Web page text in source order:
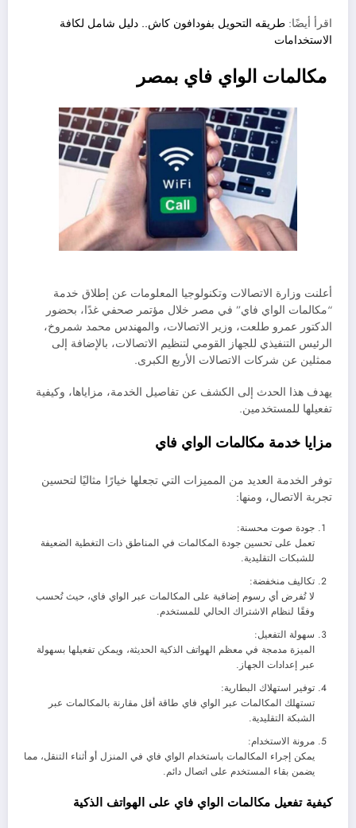
اقرأ أيضًا: طريقه التحويل بفودافون كاش.. دليل شامل لكافة
الاستخدامات
مكالمات الواي فاي بمصر
أعلنت وزارة الاتصالات وتكنولوجيا المعلومات عن إطلاق خدمة
“مكالمات الواي فاي” في مصر خلال مؤتمر صحفي غدًا، بحضور
الدكتور عمرو طلعت، وزير الاتصالات، والمهندس محمد شمروخ،
الرئيس التنفيذي للجهاز القومي لتنظيم الاتصالات، بالإضافة إلى
ممثلين عن شركات الاتصالات الأربع الكبرى.
يهدف هذا الحدث إلى الكشف عن تفاصيل الخدمة، مزاياها، وكيفية
تفعيلها للمستخدمين.
مزايا خدمة مكالمات الواي فاي
توفر الخدمة العديد من المميزات التي تجعلها خيارًا مثاليًا لتحسين
تجربة الاتصال، ومنها:
جودة صوت محسنة:
تعمل على تحسين جودة المكالمات في المناطق ذات التغطية الضعيفة
للشبكات التقليدية.
تكاليف منخفضة:
لا تُفرض أي رسوم إضافية على المكالمات عبر الواي فاي، حيث تُحسب
وفقًا لنظام الاشتراك الحالي للمستخدم.
سهولة التفعيل:
الميزة مدمجة في معظم الهواتف الذكية الحديثة، ويمكن تفعيلها بسهولة
عبر إعدادات الجهاز.
توفير استهلاك البطارية:
تستهلك المكالمات عبر الواي فاي طاقة أقل مقارنة بالمكالمات عبر
الشبكة التقليدية.
مرونة الاستخدام:
يمكن إجراء المكالمات باستخدام الواي فاي في المنزل أو أثناء التنقل، مما
يضمن بقاء المستخدم على اتصال دائم.
كيفية تفعيل مكالمات الواي فاي على الهواتف الذكية